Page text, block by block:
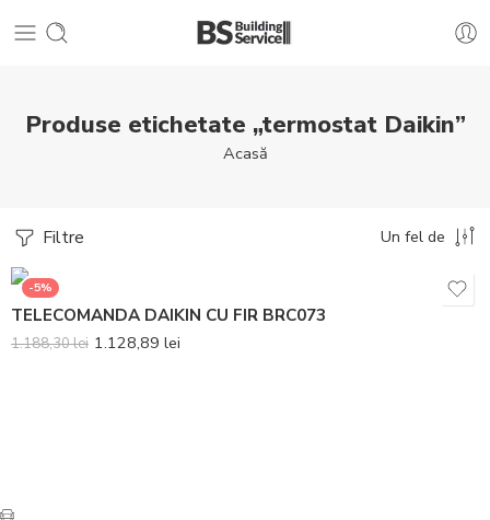
Produse etichetate „termostat Daikin”
Acasă
Filtre Un fel de
-5%
TELECOMANDA DAIKIN CU FIR BRC073
1.188,30lei 1.128,89 lei